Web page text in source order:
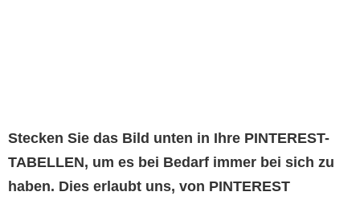
Stecken Sie das Bild unten in Ihre PINTEREST-
TABELLEN, um es bei Bedarf immer bei sich zu
haben. Dies erlaubt uns, von PINTEREST